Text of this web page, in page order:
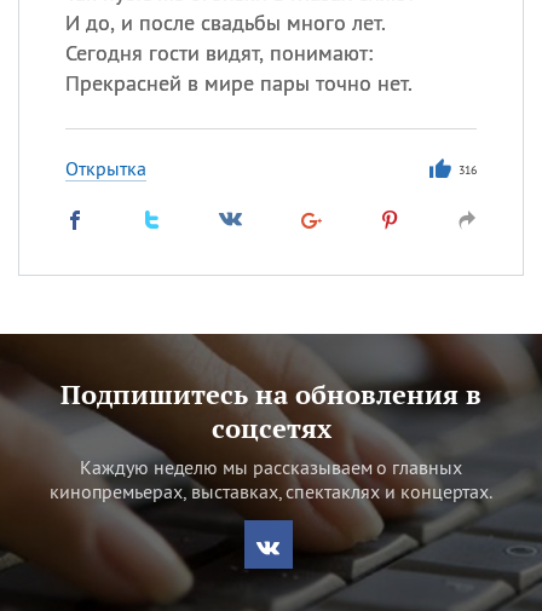
И до, и после свадьбы много лет.
Сегодня гости видят, понимают:
Прекрасней в мире пары точно нет.
Открытка 316
Подпишитесь на обновления в
соцсетях
Каждую неделю мы рассказываем о главных
кинопремьерах, выставках, спектаклях и концертах.